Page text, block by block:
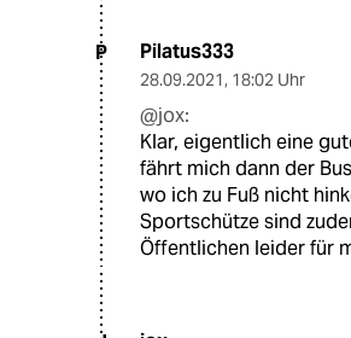
P Pilatus333
28.09.2021, 18:02 Uhr
@jox:
Klar, eigentlich eine
fährt mich dann der
wo ich zu Fuß nicht
Sportschütze sind
Öffentlichen leider für